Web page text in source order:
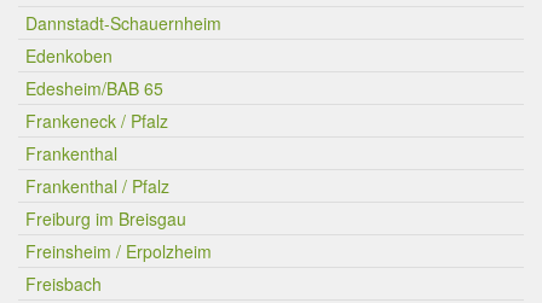
Dannstadt-Schauernheim
Edenkoben
Edesheim/BAB 65
Frankeneck / Pfalz
Frankenthal
Frankenthal / Pfalz
Freiburg im Breisgau
Freinsheim / Erpolzheim
Freisbach